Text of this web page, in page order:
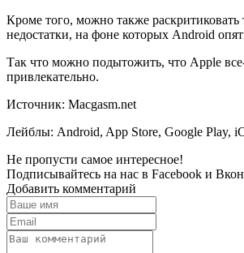
Кроме того, можно также
недостатки, на фоне которых Android
Так что можно подытожить, что Apple
привлекательно.
Источник: Macgasm.net
Лейблы: Android, App Store, Google Play,
Не пропусти самое интересное!
Подписывайтесь на нас в Facebook и
Добавить комментарий